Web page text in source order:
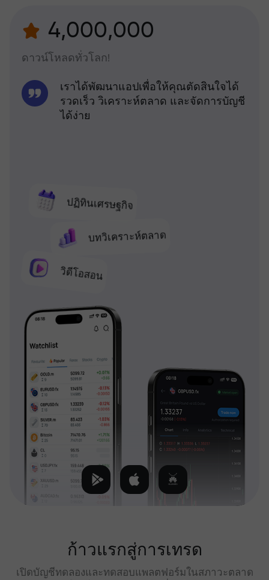
4,000,000
ดาวน์โหลดทั่วโลก!
ปฏิทินเศรษฐกิจ
บทวิเคราะห์ตลาด
วิดีโอสอน
เราได้พัฒนาแอปเพื่อให้คุณตัดสินใจได้
รวดเร็ว วิเคราะห์ตลาด และจัดการบัญชี
ได้ง่าย
ก้าวแรกสู่การเทรด
เปิดบัญชีทดลองและทดสอบแพลตฟอร์มในสภาวะตลาด